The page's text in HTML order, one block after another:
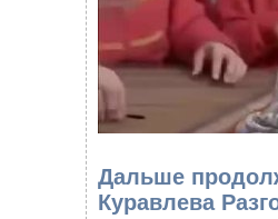
Дальше
Куравлева